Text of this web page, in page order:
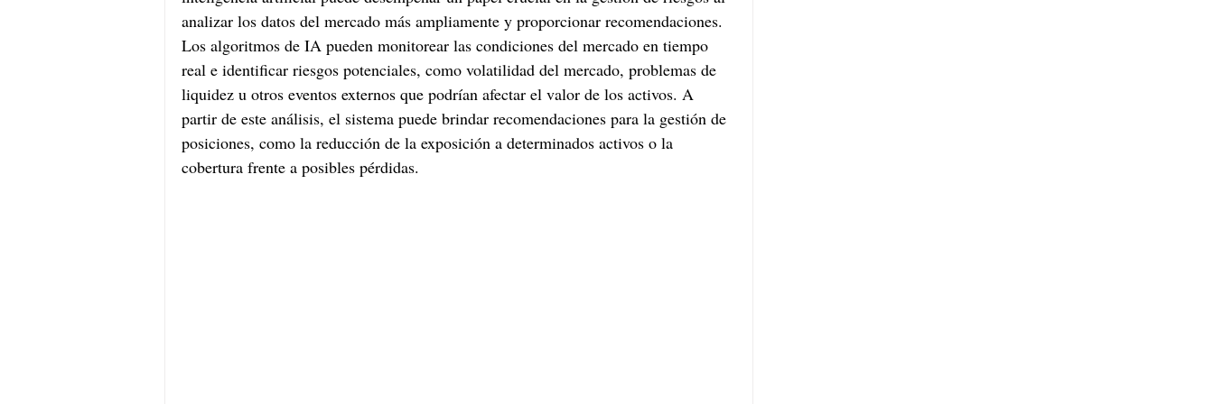
analizar los datos del mercado más ampliamente y proporcionar recomendaciones.
Los algoritmos de IA pueden monitorear las condiciones del mercado en tiempo
real e identificar riesgos potenciales, como volatilidad del mercado, problemas de
liquidez u otros eventos externos que podrían afectar el valor de los activos. A
partir de este análisis, el sistema puede brindar recomendaciones para la gestión de
posiciones, como la reducción de la exposición a determinados activos o la
cobertura frente a posibles pérdidas.